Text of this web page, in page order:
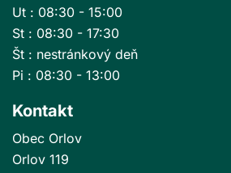
Ut : 08:30 - 15:00
St : 08:30 - 17:30
Št : nestránkový deň
Pi : 08:30 - 13:00
Kontakt
Obec Orlov
Orlov 119